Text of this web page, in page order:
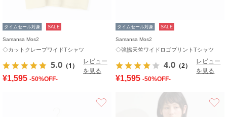
タイムセール対象 SALE
Samansa Mos2
◇カットクレープワイドTシャツ
5.0 （1）
レビュー
を見る
¥1,595 -50%OFF-
タイムセール対象 SALE
Samansa Mos2
◇強撚天竺ワイドロゴプリントTシャツ
4.0 （2）
レビュー
を見る
¥1,595 -50%OFF-